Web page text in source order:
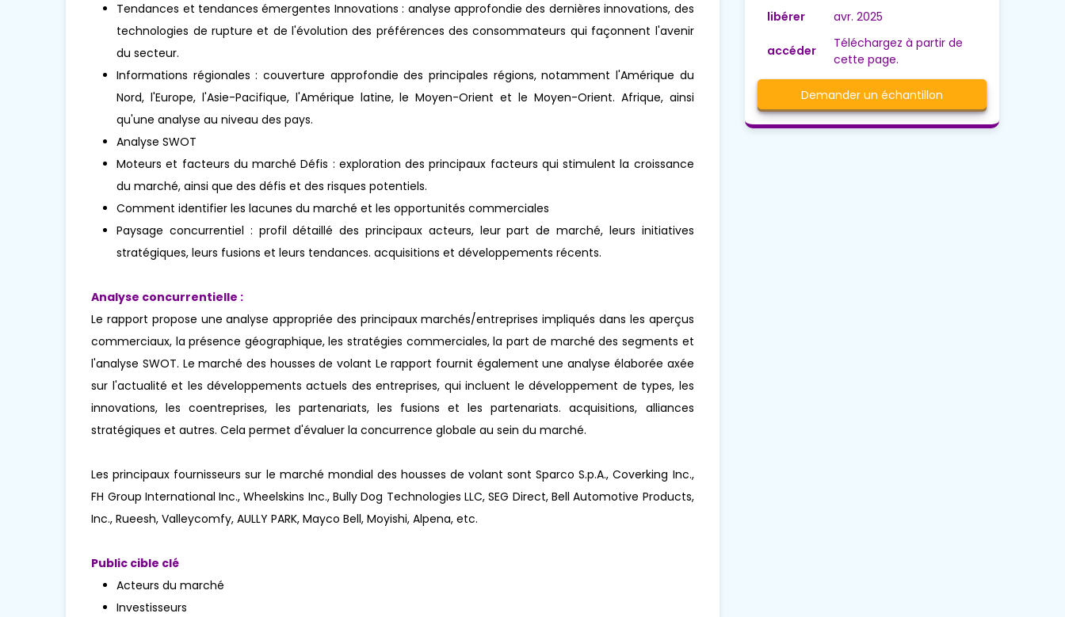
Tendances et tendances émergentes Innovations : analyse approfondie des dernières innovations, des
technologies de rupture et de l'évolution des préférences des consommateurs qui façonnent l'avenir
du secteur.
Informations régionales : couverture approfondie des principales régions, notamment l'Amérique du
Nord, l'Europe, l'Asie-Pacifique, l'Amérique latine, le Moyen-Orient et le Moyen-Orient. Afrique, ainsi
qu'une analyse au niveau des pays.
Analyse SWOT
Moteurs et facteurs du marché Défis : exploration des principaux facteurs qui stimulent la croissance
du marché, ainsi que des défis et des risques potentiels.
Comment identifier les lacunes du marché et les opportunités commerciales
Paysage concurrentiel : profil détaillé des principaux acteurs, leur part de marché, leurs initiatives
stratégiques, leurs fusions et leurs tendances. acquisitions et développements récents.
Analyse concurrentielle :
Le rapport propose une analyse appropriée des principaux marchés/entreprises impliqués dans les aperçus
commerciaux, la présence géographique, les stratégies commerciales, la part de marché des segments et
l'analyse SWOT. Le marché des housses de volant Le rapport fournit également une analyse élaborée axée
sur l'actualité et les développements actuels des entreprises, qui incluent le développement de types, les
innovations, les coentreprises, les partenariats, les fusions et les partenariats. acquisitions, alliances
stratégiques et autres. Cela permet d'évaluer la concurrence globale au sein du marché.
Les principaux fournisseurs sur le marché mondial des housses de volant sont Sparco S.p.A., Coverking Inc.,
FH Group International Inc., Wheelskins Inc., Bully Dog Technologies LLC, SEG Direct, Bell Automotive Products,
Inc., Rueesh, Valleycomfy, AULLY PARK, Mayco Bell, Moyishi, Alpena, etc.
Public cible clé
Acteurs du marché
Investisseurs
libérer
avr. 2025
accéder
Téléchargez à partir de
cette page.
Demander un échantillon